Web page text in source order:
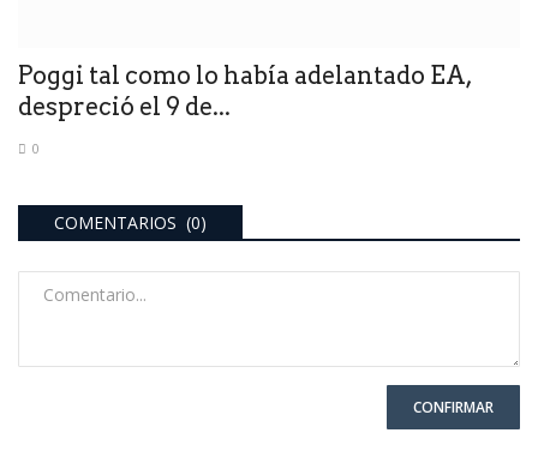
Poggi tal como lo había adelantado EA,
despreció el 9 de...
0
COMENTARIOS (0)
CONFIRMAR